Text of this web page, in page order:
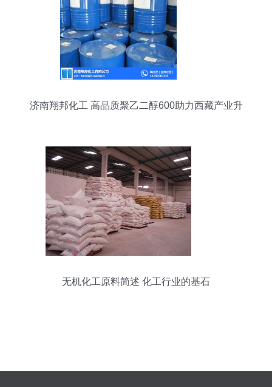
济南翔邦化工 高品质聚乙二醇600助力西藏产业升
无机化工原料简述 化工行业的基石